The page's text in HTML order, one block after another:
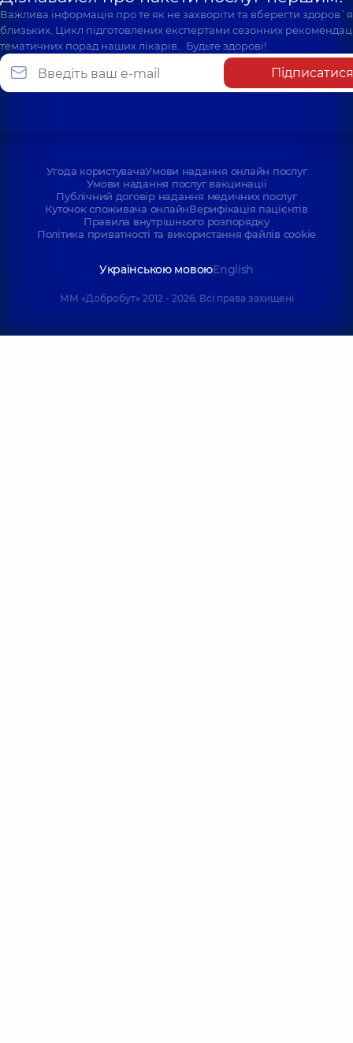
Важлива інформація про те як не захворіти та вберегти
близьких. Цикл підготовлених експертами сезонних
тематичних порад наших лікарів… Будьте здорові!
Підписатися
Угода користувачаУмови надання онлайн послуг
Умови надання послуг вакцинації
Публічний договір надання медичних послуг
Куточок споживача онлайнВерифікація пацієнтів
Правила внутрішнього розпорядку
Політика приватності та використання файлів cookie
Українською мовоюEnglish
ММ «Добробут» 2012 - 2026. Всі права захищені